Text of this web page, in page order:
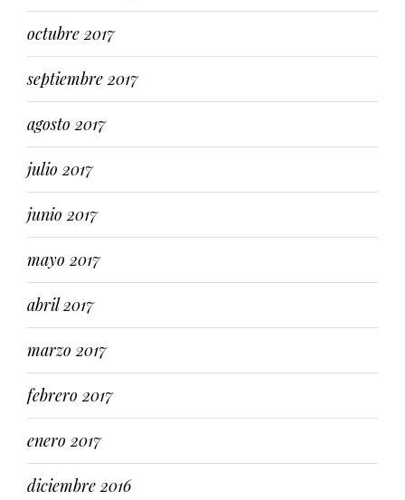
octubre 2017
septiembre 2017
agosto 2017
julio 2017
junio 2017
mayo 2017
abril 2017
marzo 2017
febrero 2017
enero 2017
diciembre 2016